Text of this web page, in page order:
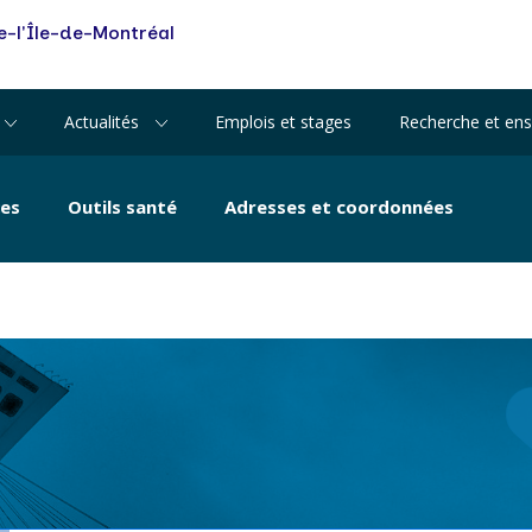
l'Île-de-Montréal
Actualités
Visages de l'Est Emplois et stages Recherche et
IUSMM
Outils santé Adresses et coordonnées